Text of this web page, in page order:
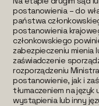
postanowienia – do
państwa
postanowienia
członkowskiego
zabezpieczeniu
zaświadczenie
rozporządzeniu
postanowienie, jak i
tłumaczeniem na
wystąpienia lub inny